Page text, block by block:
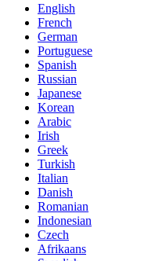
English
French
German
Portuguese
Spanish
Russian
Japanese
Korean
Arabic
Irish
Greek
Turkish
Italian
Danish
Romanian
Indonesian
Czech
Afrikaans